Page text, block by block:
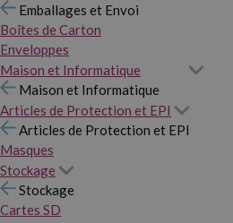
Emballages et Envoi
Boîtes de Carton
Enveloppes
Maison et Informatique
Maison et Informatique
Articles de Protection et EPI
Articles de Protection et EPI
Masques
Stockage
Stockage
Cartes SD